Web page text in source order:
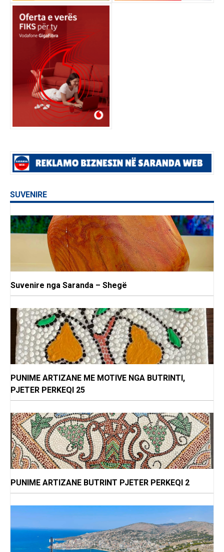
SUVENIRE
Suvenire nga Saranda – Shegë
PUNIME ARTIZANE ME MOTIVE NGA BUTRINTI,
PJETER PERKEQI 25
PUNIME ARTIZANE BUTRINT PJETER PERKEQI 2